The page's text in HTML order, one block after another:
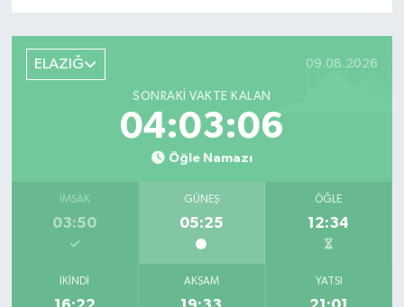
ELAZIĞ 09.08.2026
SONRAKI VAKTE KALAN
04:03:06
Öğle Namazı
İMSAK
03:50
GÜNEŞ
05:25
ÖĞLE
12:34
İKINDI AKŞAM YATSI